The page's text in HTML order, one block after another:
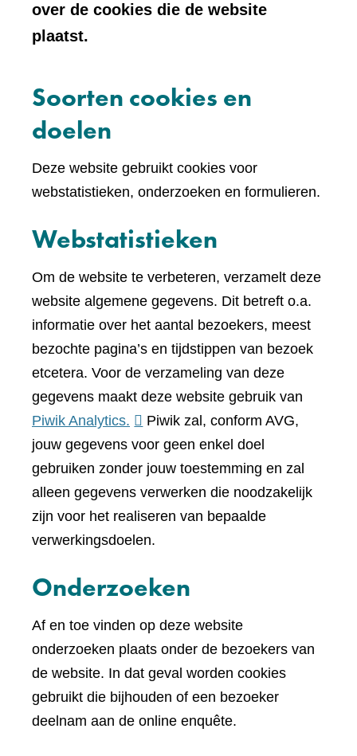
over de cookies die de website
plaatst.
Soorten cookies en
doelen
Deze website gebruikt cookies voor
webstatistieken, onderzoeken en formulieren.
Webstatistieken
Om de website te verbeteren, verzamelt deze
website algemene gegevens. Dit betreft o.a.
informatie over het aantal bezoekers, meest
bezochte pagina’s en tijdstippen van bezoek
etcetera. Voor de verzameling van deze
gegevens maakt deze website gebruik van
Piwik Analytics. (verwijst
naar
een
andere
website)
Piwik zal, conform AVG,
jouw gegevens voor geen enkel doel
gebruiken zonder jouw toestemming en zal
alleen gegevens verwerken die noodzakelijk
zijn voor het realiseren van bepaalde
verwerkingsdoelen.
Onderzoeken
Af en toe vinden op deze website
onderzoeken plaats onder de bezoekers van
de website. In dat geval worden cookies
gebruikt die bijhouden of een bezoeker
deelnam aan de online enquête.